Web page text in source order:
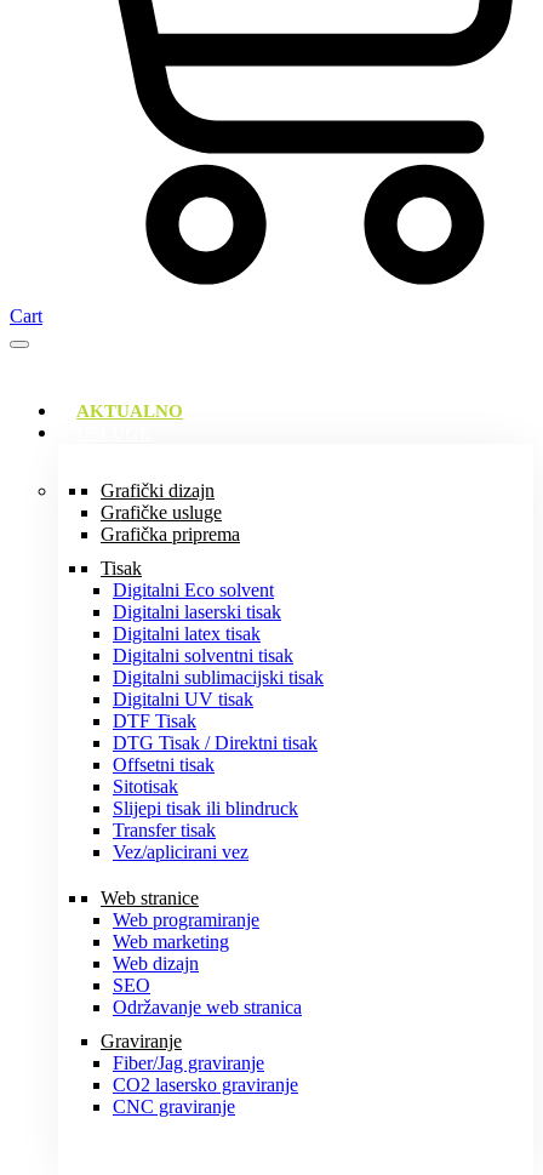
Cart
AKTUALNO
Grafički dizajn
Grafičke usluge
Grafička priprema
Tisak
Digitalni Eco solvent
Digitalni laserski tisak
Digitalni latex tisak
Digitalni solventni tisak
Digitalni sublimacijski tisak
Digitalni UV tisak
DTF Tisak
DTG Tisak / Direktni tisak
Offsetni tisak
Sitotisak
Slijepi tisak ili blindruck
Transfer tisak
Vez/aplicirani vez
Web stranice
Web programiranje
Web marketing
Web dizajn
SEO
Održavanje web stranica
Graviranje
Fiber/Jag graviranje
CO2 lasersko graviranje
CNC graviranje